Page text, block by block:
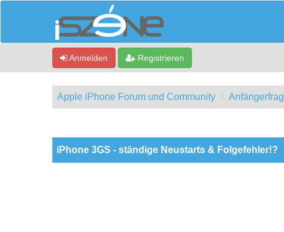
Anmelden Registrieren
Apple iPhone Forum und Community
iPhone 3GS - ständige Neustarts & Folgefehler!?